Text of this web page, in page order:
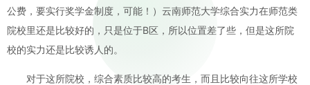
公费，要实行奖学金制度，可能！）云南师范大学综合实力在师范类
院校里还是比较好的，只是位于B区，所以位置差了些，但是这所院
校的实力还是比较诱人的。
对于这所院校，综合素质比较高的考生，而且比较向往这所学校